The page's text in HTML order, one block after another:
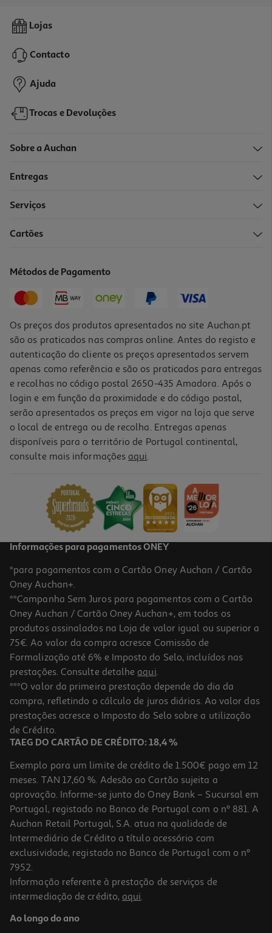
Lojas
Contacto
Ajuda
Trocas e Devoluções
Sobre a Auchan
Entregas
Serviços
Cartões
Métodos de Pagamento
Os preços dos produtos apresentados no site Auchan.pt
são os praticados nas compras online. Antes do registo e
autenticação do cliente os preços apresentados servem
apenas como referência e são os praticados para entregas
e recolhas no código postal 2650-435 Amadora. Após o
login e em função da proximidade e do código postal,
serão apresentados os preços em vigor na loja que serve
o local de entrega ou de recolha. Entregas apenas
disponíveis para o território de Portugal continental,
consulte mais informações aqui.
Informações para pagamentos ONEY
*para pagamentos com o Cartão Oney Auchan / Cartão
Oney Auchan+.
**Campanha Sem Juros para pagamentos com o Cartão
Oney Auchan / Cartão Oney Auchan+, em todos os
produtos assinalados na Loja de valor igual ou superior a
75€. Ao valor da compra acresce Comissão de
Formalização até 6% e Imposto do Selo, incluídos nas
prestações. Consulte detalhe aqui.
***O valor da primeira prestação depende do dia da
compra, refletindo o cálculo de juros diários. Ao valor das
prestações acresce o Imposto do Selo sobre a utilização
de Crédito.
TAEG DO CARTÃO DE CRÉDITO: 18,4 %
Exemplo para um limite de crédito de 1.500€ pago em 12
meses. TAN 17,60 %. Adesão ao Cartão sujeita a
aprovação. Informe-se junto do Oney Bank – Sucursal em
Portugal, registado no Banco de Portugal com o nº 881. A
Auchan Retail Portugal, S.A. atua na qualidade de
Intermediário de Crédito a título acessório com
exclusividade, registado no Banco de Portugal com o nº
7952.
Informação referente à prestação de serviços de
intermediação de crédito, aqui.
Ao longo do ano